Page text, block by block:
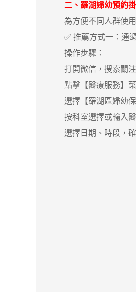
二、羅湖婦幼預約
為方便不同人群使用
✅ 推薦方式一：通過
操作步驟：
打開微信，搜索關注
點擊【醫療服務】菜
選擇【羅湖區婦幼保
按科室選擇或輸入醫
選擇日期、時段，確